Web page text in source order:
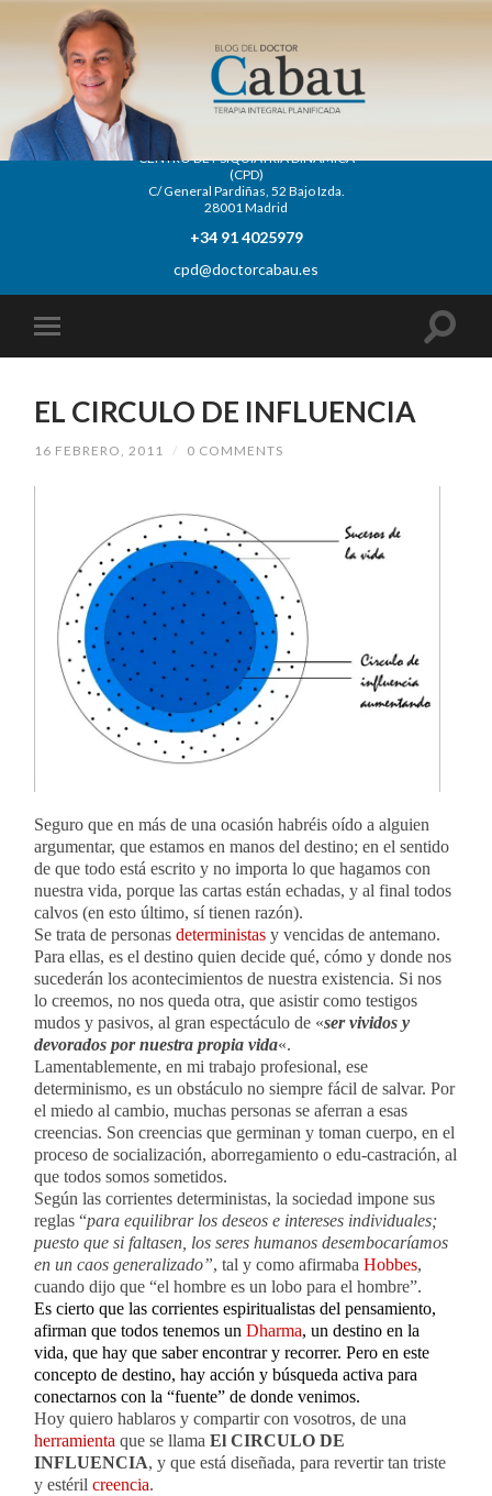
CENTRO DE PSIQUIATRÍA DINÁMICA
(CPD)
C/ General Pardiñas, 52 Bajo Izda.
28001 Madrid
+34 91 4025979
cpd@doctorcabau.es
EL CIRCULO DE INFLUENCIA
16 FEBRERO, 2011 / 0 COMMENTS
Seguro que en más de una ocasión habréis oído a alguien
argumentar, que estamos en manos del destino; en el sentido
de que todo está escrito y no importa lo que hagamos con
nuestra vida, porque las cartas están echadas, y al final todos
calvos (en esto último, sí tienen razón).
Se trata de personasdeterministas y vencidas de antemano.
Para ellas, es el destino quien decide qué, cómo y donde nos
sucederán los acontecimientos de nuestra existencia. Si nos
lo creemos, no nos queda otra, que asistir como testigos
mudos y pasivos, al gran espectáculo de «ser vividos y
devorados por nuestra propia vida«.
Lamentablemente, en mi trabajo profesional, ese
determinismo, es un obstáculo no siempre fácil de salvar. Por
el miedo al cambio, muchas personas se aferran a esas
creencias. Son creencias que germinan y toman cuerpo, en el
proceso de socialización, aborregamiento o edu-castración, al
que todos somos sometidos.
Según las corrientes deterministas, la sociedad impone sus
reglas “para equilibrar los deseos e intereses individuales;
puesto que si faltasen, los seres humanos desembocaríamos
en un caos generalizado”, tal y como afirmabaHobbes,
cuando dijo que “el hombre es un lobo para el hombre”.
Es cierto que las corrientes espiritualistas del pensamiento,
afirman que todos tenemos unDharma, un destino en la
vida, que hay que saber encontrar y recorrer. Pero en este
concepto de destino, hay acción y búsqueda activa para
conectarnos con la “fuente” de donde venimos.
Hoy quiero hablaros y compartir con vosotros, de una
herramienta que se llamaEl CIRCULO DE
INFLUENCIA, y que está diseñada, para revertir tan triste
y estérilcreencia.